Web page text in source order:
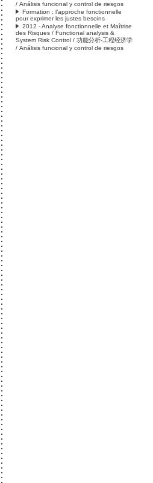
/ Análisis funcional y control de riesgos
Formation : l’approche fonctionnelle
pour exprimer les justes besoins
2012 - Analyse fonctionnelle et Maîtrise
des Risques / Functional analysis &
System Risk Control / 功能分析-工程经济学
/ Análisis funcional y control de riesgos